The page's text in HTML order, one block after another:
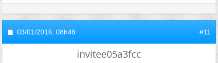
03/01/2016, 08h48 #11
invitee05a3fcc